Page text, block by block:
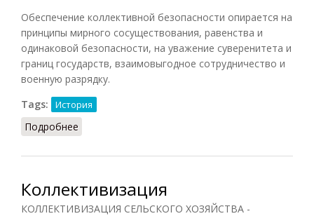
Обеспечение коллективной безопасности опирается на
принципы мирного сосуществования, равенства и
одинаковой безопасности, на уважение суверенитета и
границ государств, взаимовыгодное сотрудничество и
военную разрядку.
Tags:
История
Подробнее
Коллективизация
КОЛЛЕКТИВИЗАЦИЯ СЕЛЬСКОГО ХОЗЯЙСТВА -